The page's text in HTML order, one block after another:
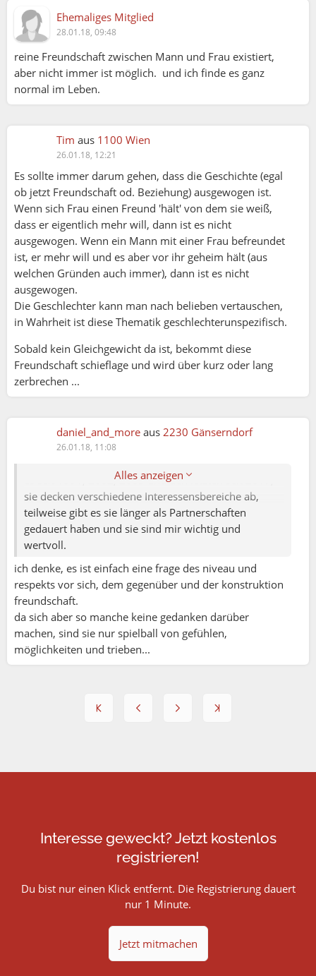
Ehemaliges Mitglied
28.01.18, 09:48
reine Freundschaft zwischen Mann und Frau existiert,
aber nicht immer ist möglich. und ich finde es ganz
normal im Leben.
Tim aus 1100 Wien
26.01.18, 12:21
Es sollte immer darum gehen, dass die Geschichte (egal
ob jetzt Freundschaft od. Beziehung) ausgewogen ist.
Wenn sich Frau einen Freund 'hält' von dem sie weiß,
dass er eigentlich mehr will, dann ist es nicht
ausgewogen. Wenn ein Mann mit einer Frau befreundet
ist, er mehr will und es aber vor ihr geheim hält (aus
welchen Gründen auch immer), dann ist es nicht
ausgewogen.
Die Geschlechter kann man nach belieben vertauschen,
in Wahrheit ist diese Thematik geschlechterunspezifisch.
Sobald kein Gleichgewicht da ist, bekommt diese
Freundschaft schieflage und wird über kurz oder lang
zerbrechen ...
daniel_and_more aus 2230 Gänserndorf
26.01.18, 11:08
Alles anzeigen
MarieHuana:
Lass dich nicht beirren, @Isa. Selbstverständlich ist
Freundschaft zwischen Mann und Frau möglich.
es seit 1991, 2002, 2005 und den letzten seit 2017,
sie decken verschiedene Interessensbereiche ab,
teilweise gibt es sie länger als Partnerschaften
gedauert haben und sie sind mir wichtig und
wertvoll.
ich denke, es ist einfach eine frage des niveau und
respekts vor sich, dem gegenüber und der konstruktion
freundschaft.
da sich aber so manche keine gedanken darüber
machen, sind sie nur spielball von gefühlen,
möglichkeiten und trieben...
Interesse geweckt? Jetzt kostenlos
registrieren!
Du bist nur einen Klick entfernt. Die Registrierung dauert
nur 1 Minute.
Jetzt mitmachen